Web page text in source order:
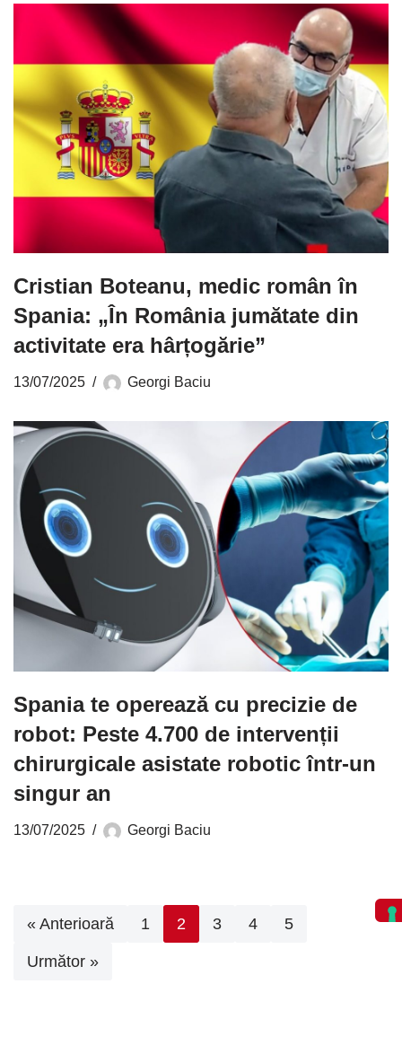
Cristian Boteanu, medic român în
Spania: „În România jumătate din
activitate era hârțogărie”
13/07/2025 Georgi Baciu
Spania te operează cu precizie de
robot: Peste 4.700 de intervenții
chirurgicale asistate robotic într-un
singur an
13/07/2025 Georgi Baciu
« Anterioară 1 2 3 4 5
Următor »